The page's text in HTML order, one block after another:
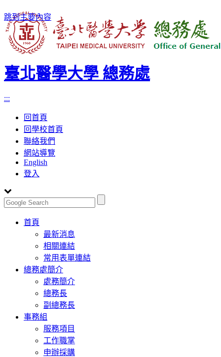
跳到主要內容
臺北醫學大學 總務處
:::
回首頁
回學校首頁
聯絡我們
網站導覽
English
登入
Toggle
navigation
首頁
最新消息
相關連結
常用表單連結
總務處簡介
處務簡介
總務長
副總務長
事務組
服務項目
工作職掌
申辦採購